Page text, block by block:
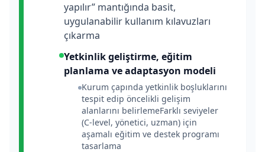
yapılır” mantığında basit,
uygulanabilir kullanım kılavuzları
çıkarma
Yetkinlik geliştirme, eğitim
planlama ve adaptasyon modeli
Kurum çapında yetkinlik boşluklarını
tespit edip öncelikli gelişim
alanlarını belirlemeFarklı seviyeler
(C-level, yönetici, uzman) için
aşamalı eğitim ve destek programı
tasarlama